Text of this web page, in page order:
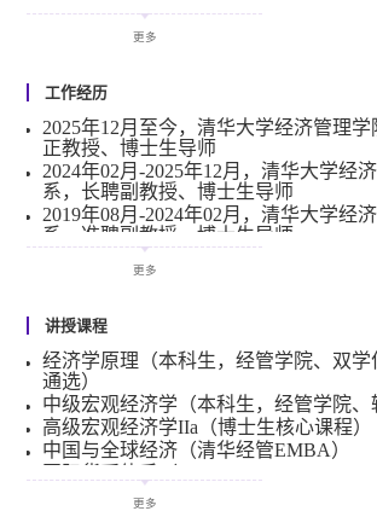
Monetary Economics、Management Science
Economic Theory、
界》《管理科学学报》《金融研究》等国
及《人民日报内参》《思想理论动态参
刊。董丰主持国家自然科学基金青A项
目）、原创探索计划项目、青B项目（原
京市社科基金青年学术带头人项目等，获
学青年学者奖、第十八届北京市哲学社会
二等奖、第十届教育部科学研究优秀成果
领导重要批示和部委采纳。此外
Research青年编委及若干 SSCI期刊副主编
更多
工作经历
2025年12月至今，清华大学经济管理
正教授、博士生导师
2024年02月-2025年12月，清华大学经
系，长聘副教授、博士生导师
2019年08月-2024年02月，清华大学经
系，准聘副教授、博士生导师
2018年08月-2019年08月，上海交通大
学院金融系，准聘副教授
学院金融系，助理教授
更多
讲授课程
经济学原理（本科生，经管学院、双
通选）
中级宏观经济学（本科生，经管学院、
高级宏观经济学IIa（博士生核心课程）
中国与全球经济（清华经管EMBA）
中国宏观经济（Global MBA，英文授课
更多